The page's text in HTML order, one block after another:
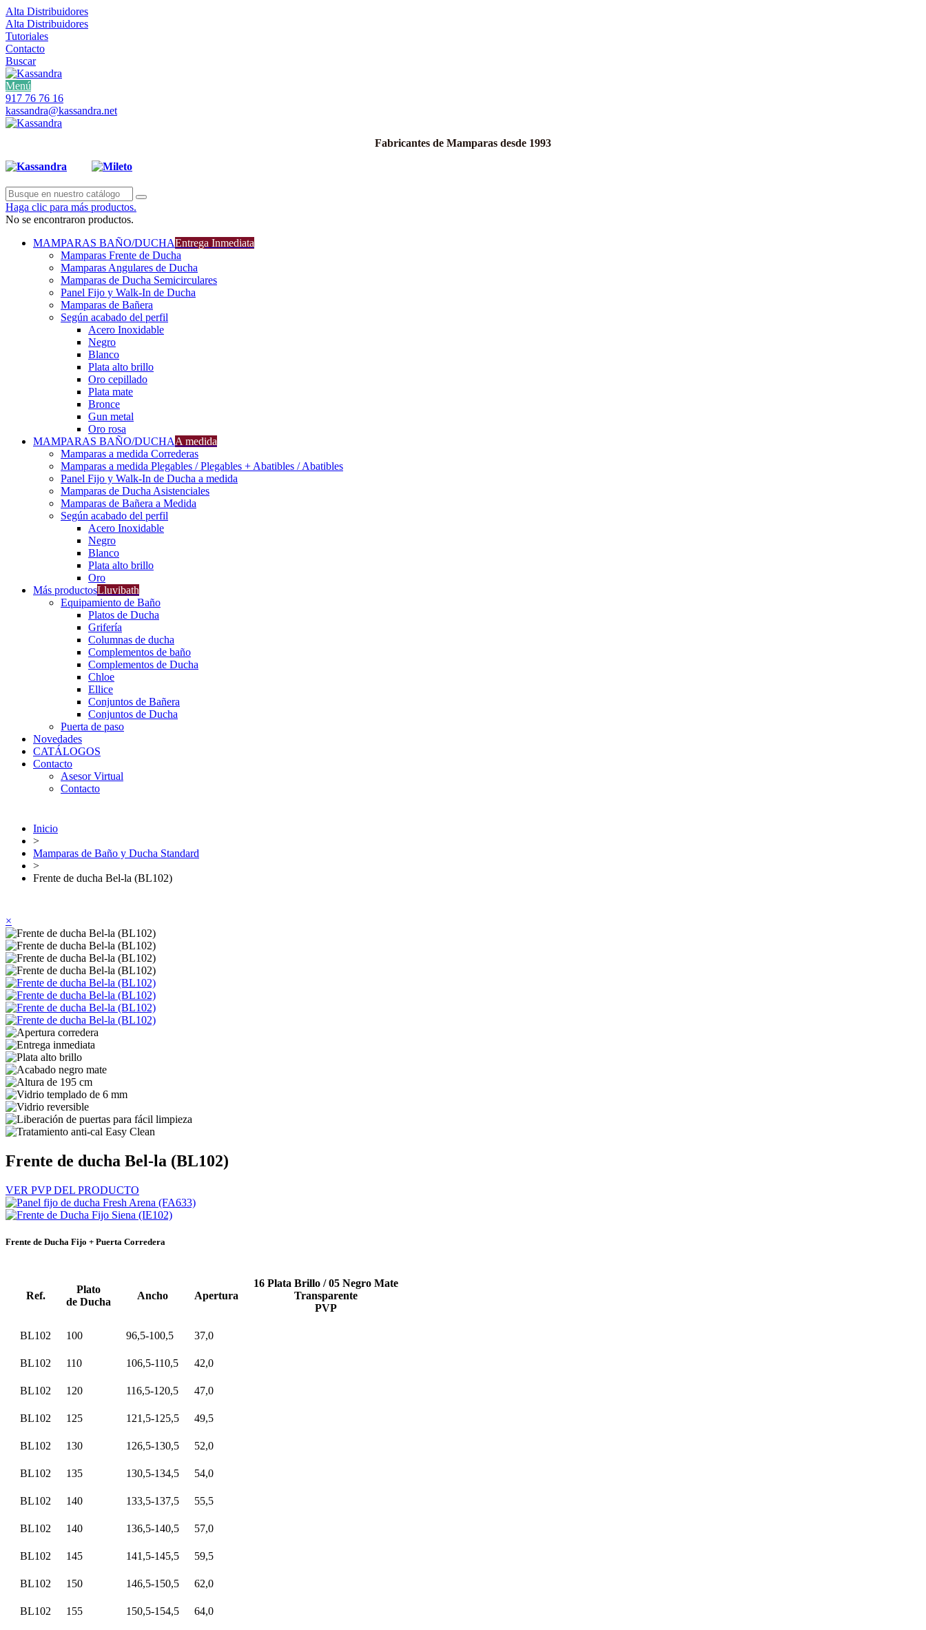
Alta Distribuidores
Alta Distribuidores
Tutoriales
Contacto
Buscar
Menú
917 76 76 16
kassandra@kassandra.net
Fabricantes de Mamparas desde 1993
Haga clic para más productos.
No se encontraron productos.
MAMPARAS BAÑO/DUCHAEntrega Inmediata
Mamparas Frente de Ducha
Mamparas Angulares de Ducha
Mamparas de Ducha Semicirculares
Panel Fijo y Walk-In de Ducha
Mamparas de Bañera
Según acabado del perfil
Acero Inoxidable
Negro
Blanco
Plata alto brillo
Oro cepillado
Plata mate
Bronce
Gun metal
Oro rosa
MAMPARAS BAÑO/DUCHAA medida
Mamparas a medida Correderas
Mamparas a medida Plegables / Plegables + Abatibles / Abatibles
Panel Fijo y Walk-In de Ducha a medida
Mamparas de Ducha Asistenciales
Mamparas de Bañera a Medida
Según acabado del perfil
Acero Inoxidable
Negro
Blanco
Plata alto brillo
Oro
Más productosLluvibath
Equipamiento de Baño
Platos de Ducha
Grifería
Columnas de ducha
Complementos de baño
Complementos de Ducha
Chloe
Ellice
Conjuntos de Bañera
Conjuntos de Ducha
Puerta de paso
Novedades
CATÁLOGOS
Contacto
Asesor Virtual
Contacto
Inicio
>
Mamparas de Baño y Ducha Standard
>
Frente de ducha Bel-la (BL102)
×
Frente de ducha Bel-la (BL102)
VER PVP DEL PRODUCTO
Frente de Ducha Fijo + Puerta Corredera
Ref.
Plato
de Ducha
Ancho Apertura
16 Plata Brillo / 05 Negro Mate
Transparente
PVP
BL102 100 96,5-100,5 37,0
BL102 110 106,5-110,5 42,0
BL102 120 116,5-120,5 47,0
BL102 125 121,5-125,5 49,5
BL102 130 126,5-130,5 52,0
BL102 135 130,5-134,5 54,0
BL102 140 133,5-137,5 55,5
BL102 140 136,5-140,5 57,0
BL102 145 141,5-145,5 59,5
BL102 150 146,5-150,5 62,0
BL102 155 150,5-154,5 64,0